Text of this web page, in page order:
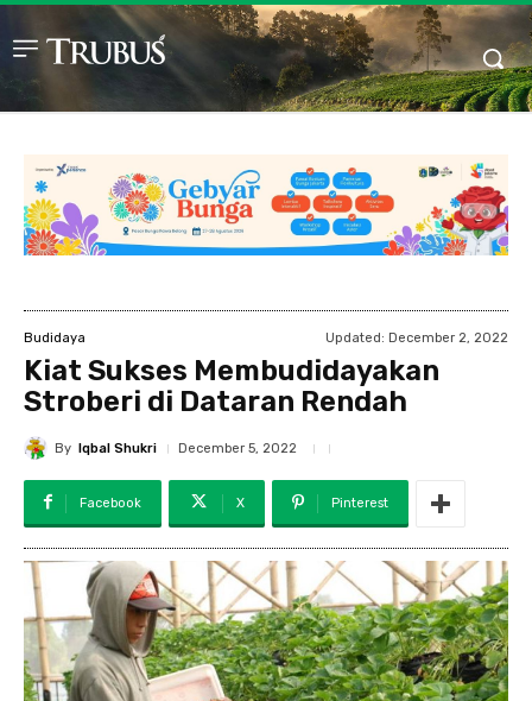
Budidaya Updated: December 2, 2022
Kiat Sukses Membudidayakan
Stroberi di Dataran Rendah
By Iqbal Shukri December 5, 2022
Facebook X Pinterest